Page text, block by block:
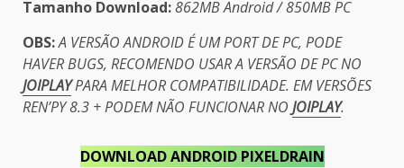
Tamanho Download:862MB Android / 850MB PC
OBS:A VERSÃO ANDROID É UM PORT DE PC, PODE
HAVER BUGS, RECOMENDO USAR A VERSÃO DE PC NO
JOIPLAYPARA MELHOR COMPATIBILIDADE. EM VERSÕES
REN’PY 8.3 + PODEM NÃO FUNCIONAR NO JOIPLAY.
DOWNLOAD ANDROID PIXELDRAIN